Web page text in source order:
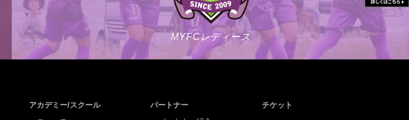
MYFCレディース
アカデミー/スクール
パートナー
チケット